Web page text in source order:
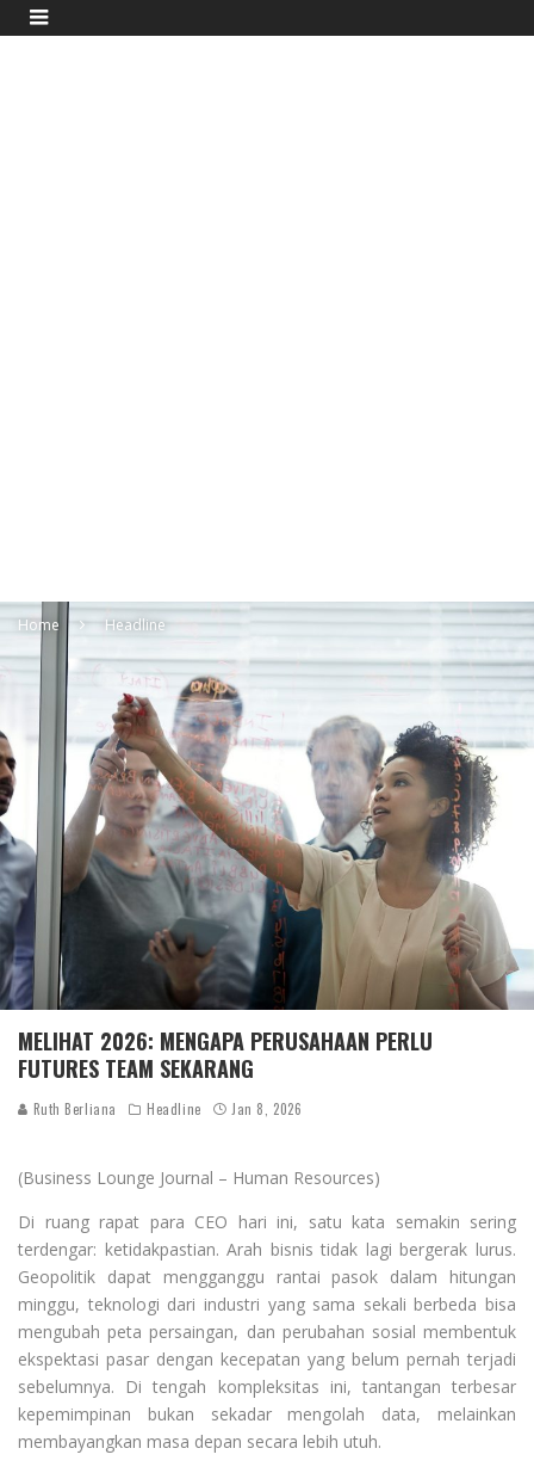
Home Headline
MELIHAT 2026: MENGAPA PERUSAHAAN PERLU
FUTURES TEAM SEKARANG
Ruth Berliana Headline Jan 8, 2026
(Business Lounge Journal – Human Resources)
Di ruang rapat para CEO hari ini, satu kata semakin sering
terdengar: ketidakpastian. Arah bisnis tidak lagi bergerak lurus.
Geopolitik dapat mengganggu rantai pasok dalam hitungan
minggu, teknologi dari industri yang sama sekali berbeda bisa
mengubah peta persaingan, dan perubahan sosial membentuk
ekspektasi pasar dengan kecepatan yang belum pernah terjadi
sebelumnya. Di tengah kompleksitas ini, tantangan terbesar
kepemimpinan bukan sekadar mengolah data, melainkan
membayangkan masa depan secara lebih utuh.